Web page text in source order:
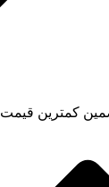
کمترین قیمت